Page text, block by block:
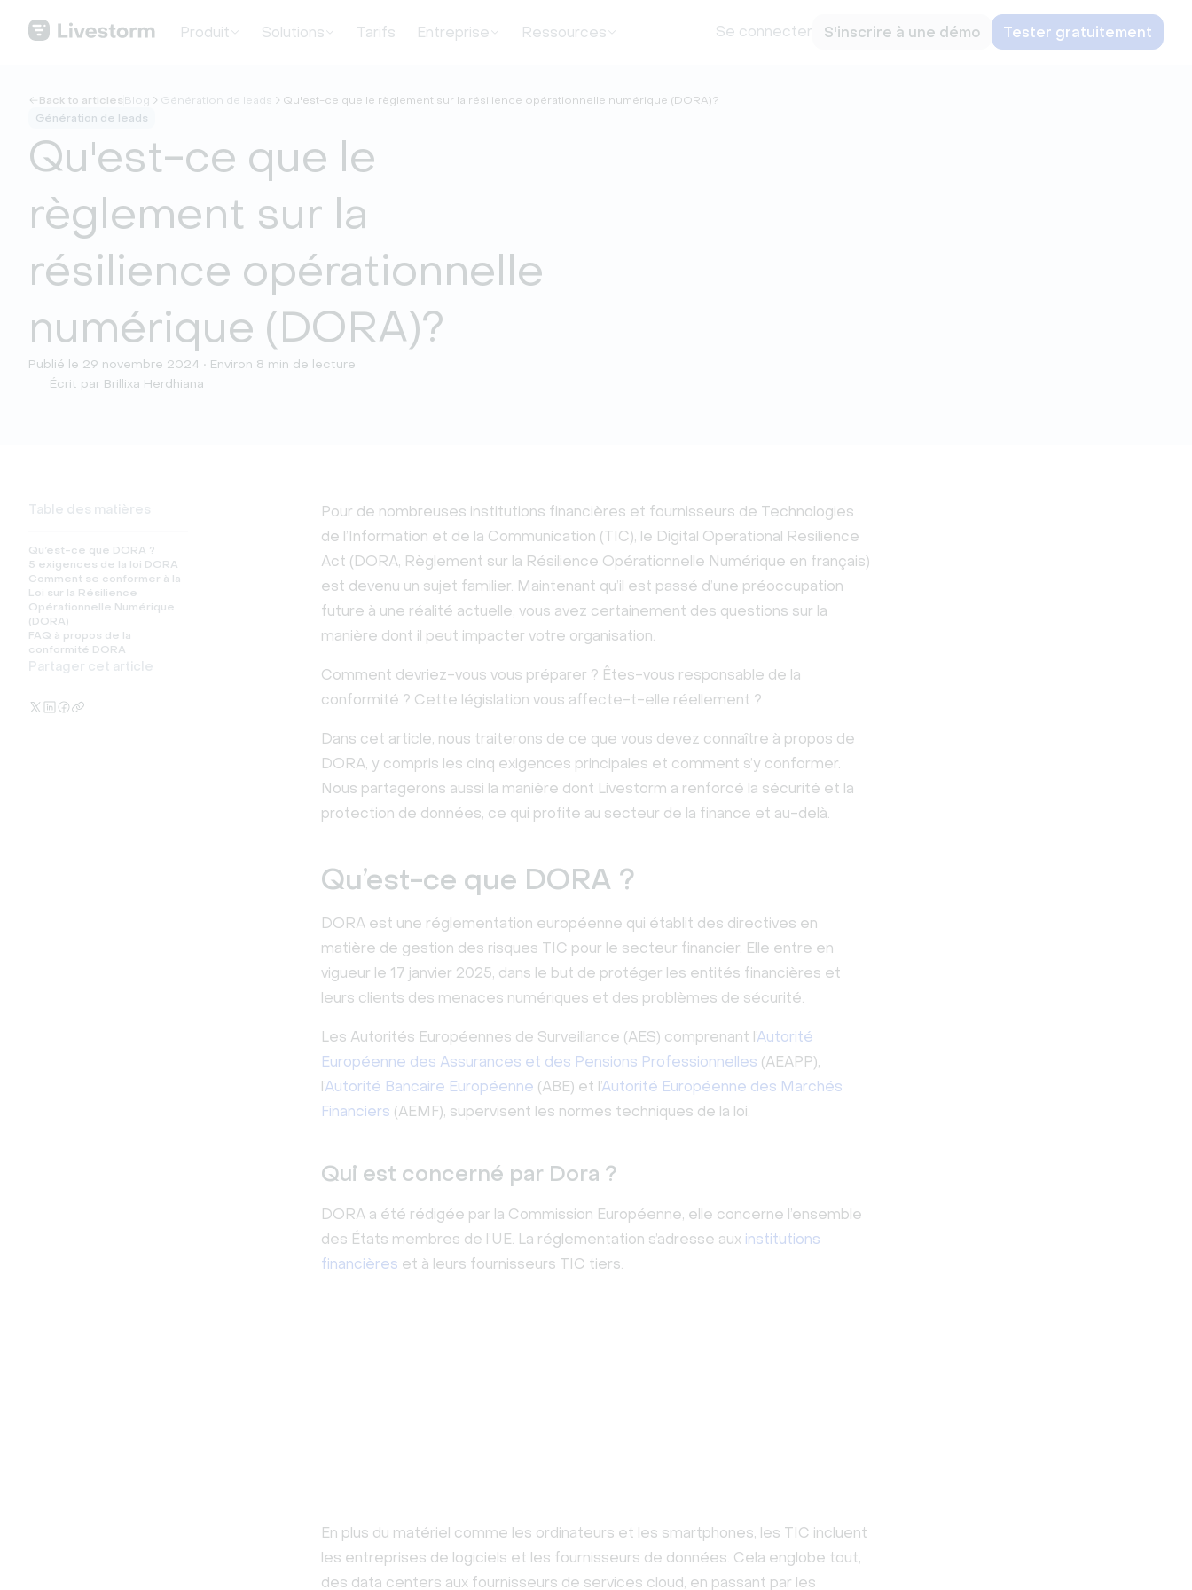
Produit Solutions Tarifs Entreprise Ressources Se connecter S'inscrire à une démo Tester gratuitement
Back to articles Blog Génération de leads Qu'est-ce que le règlement sur la résilience opérationnelle numérique (DORA)?
Génération de leads
Qu'est-ce que le
règlement sur la
résilience opérationnelle
numérique (DORA)?
Publié le 29 novembre 2024 • Environ 8 min de lecture
Écrit par Brillixa Herdhiana
Table des matières
Qu’est-ce que DORA ?
5 exigences de la loi DORA
Comment se conformer à la
Loi sur la Résilience
Opérationnelle Numérique
(DORA)
FAQ à propos de la
conformité DORA
Partager cet article
Pour de nombreuses institutions financières et fournisseurs de Technologies
de l’Information et de la Communication (TIC), le Digital Operational Resilience
Act (DORA, Règlement sur la Résilience Opérationnelle Numérique en français)
est devenu un sujet familier. Maintenant qu’il est passé d’une préoccupation
future à une réalité actuelle, vous avez certainement des questions sur la
manière dont il peut impacter votre organisation.
Comment devriez-vous vous préparer ? Êtes-vous responsable de la
conformité ? Cette législation vous affecte-t-elle réellement ?
Dans cet article, nous traiterons de ce que vous devez connaître à propos de
DORA, y compris les cinq exigences principales et comment s’y conformer.
Nous partagerons aussi la manière dont Livestorm a renforcé la sécurité et la
protection de données, ce qui profite au secteur de la finance et au-delà.
Qu’est-ce que DORA ?
DORA est une réglementation européenne qui établit des directives en
matière de gestion des risques TIC pour le secteur financier. Elle entre en
vigueur le 17 janvier 2025, dans le but de protéger les entités financières et
leurs clients des menaces numériques et des problèmes de sécurité.
Les Autorités Européennes de Surveillance (AES) comprenant l’Autorité
Européenne des Assurances et des Pensions Professionnelles (AEAPP),
l’Autorité Bancaire Européenne (ABE) et l’Autorité Européenne des Marchés
Financiers (AEMF), supervisent les normes techniques de la loi.
Qui est concerné par Dora ?
DORA a été rédigée par la Commission Européenne, elle concerne l’ensemble
des États membres de l’UE. La réglementation s’adresse aux institutions
financières et à leurs fournisseurs TIC tiers.
En plus du matériel comme les ordinateurs et les smartphones, les TIC incluent
les entreprises de logiciels et les fournisseurs de données. Cela englobe tout,
des data centers aux fournisseurs de services cloud, en passant par les